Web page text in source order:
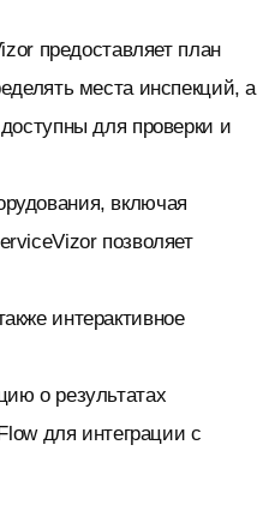
предоставляет план
места инспекций, а
для проверки и
включая
позволяет
интерактивное
о результатах
для интеграции с